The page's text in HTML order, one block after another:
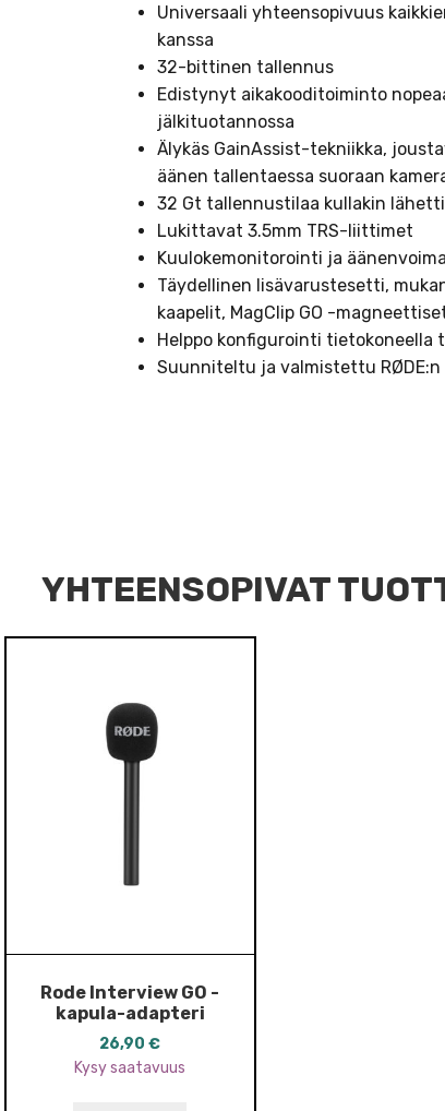
Universaali yhteensopivuus
kanssa
32-bittinen tallennus
Edistynyt aikakooditoiminto
jälkituotannossa
Älykäs GainAssist-tekniikka,
äänen tallentaessa suoraan
32 Gt tallennustilaa kullakin
Lukittavat 3.5mm TRS-liittimet
Kuulokemonitorointi ja
Täydellinen lisävarustesetti,
kaapelit, MagClip GO -
Helppo konfigurointi tietokoneella
Suunniteltu ja valmistettu
YHTEENSOPIVAT
Rode Interview GO -
kapula-adapteri
26,90€
Kysy saatavuus